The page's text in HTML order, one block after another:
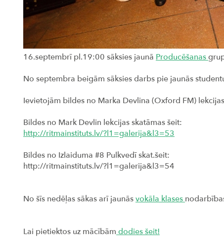
16.septembrī pl.19:00 sāksies jaunā Producēšanas
No septembra beigām sāksies darbs pie jaunās
Ievietojām bildes no Marka Devlina (Oxford FM)
Bildes no Mark Devlin lekcijas skatāmas šeit:
http://ritmainstituts.lv/?l1=galerija&l3=53
Bildes no Izlaiduma #8 Pulkvedī skat.šeit:
http://ritmainstituts.lv/?l1=galerija&l3=54
No šīs nedēļas sākas arī jaunāsvokāla klases
Lai pietiektos uz mācībām dodies šeit!